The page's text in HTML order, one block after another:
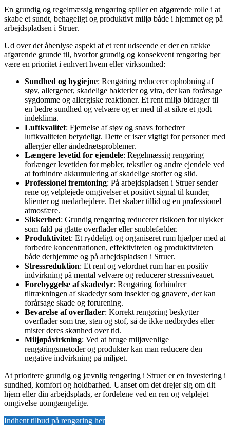
En grundig og regelmæssig rengøring spiller en afgørende rolle i at
skabe et sundt, behageligt og produktivt miljø både i hjemmet og på
arbejdspladsen i Struer.
Ud over det åbenlyse aspekt af et rent udseende er der en række
afgørende grunde til, hvorfor grundig og konsekvent rengøring bør
være en prioritet i enhvert hvem eller virksomhed:
Sundhed og hygiejne: Rengøring reducerer ophobning af
støv, allergener, skadelige bakterier og vira, der kan forårsage
sygdomme og allergiske reaktioner. Et rent miljø bidrager til
en bedre sundhed og velvære og er med til at sikre et godt
indeklima.
Luftkvalitet: Fjernelse af støv og snavs forbedrer
luftkvaliteten betydeligt. Dette er især vigtigt for personer med
allergier eller åndedrætsproblemer.
Længere levetid for ejendele: Regelmæssig rengøring
forlænger levetiden for møbler, tekstiler og andre ejendele ved
at forhindre akkumulering af skadelige stoffer og slid.
Professionel fremtoning: På arbejdspladsen i Struer sender
rene og velplejede omgivelser et positivt signal til kunder,
klienter og medarbejdere. Det skaber tillid og en professionel
atmosfære.
Sikkerhed: Grundig rengøring reducerer risikoen for ulykker
som fald på glatte overflader eller snublefælder.
Produktivitet: Et ryddeligt og organiseret rum hjælper med at
forbedre koncentrationen, effektiviteten og produktiviteten
både derhjemme og på arbejdspladsen i Struer.
Stressreduktion: Et rent og velordnet rum har en positiv
indvirkning på mental velvære og reducerer stressniveauet.
Forebyggelse af skadedyr: Rengøring forhindrer
tiltrækningen af skadedyr som insekter og gnavere, der kan
forårsage skade og forurening.
Bevarelse af overflader: Korrekt rengøring beskytter
overflader som træ, sten og stof, så de ikke nedbrydes eller
mister deres skønhed over tid.
Miljøpåvirkning: Ved at bruge miljøvenlige
rengøringsmetoder og produkter kan man reducere den
negative indvirkning på miljøet.
At prioritere grundig og jævnlig rengøring i Struer er en investering i
sundhed, komfort og holdbarhed. Uanset om det drejer sig om dit
hjem eller din arbejdsplads, er fordelene ved en ren og velplejet
omgivelse uomgængelige.
Indhent tilbud på rengøring her